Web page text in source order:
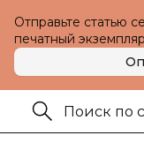
Отправьте статью
печатный